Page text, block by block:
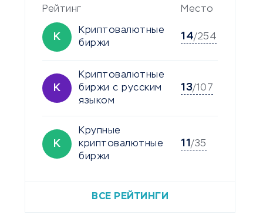
Рейтинг Место
К
Криптовалютные
биржи
14/254
К
Криптовалютные
биржи с русским
языком
13/107
К
Крупные
криптовалютные
биржи
11/35
ВСЕ РЕЙТИНГИ